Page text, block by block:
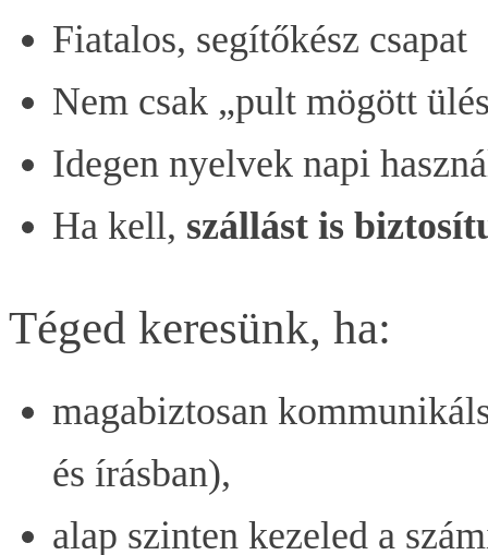
Fiatalos, segítőkész csapat
Nem csak „pult mögött
Idegen nyelvek napi
Ha kell, szállást is
Téged keresünk, ha:
magabiztosan
és írásban),
alap szinten kezeled a